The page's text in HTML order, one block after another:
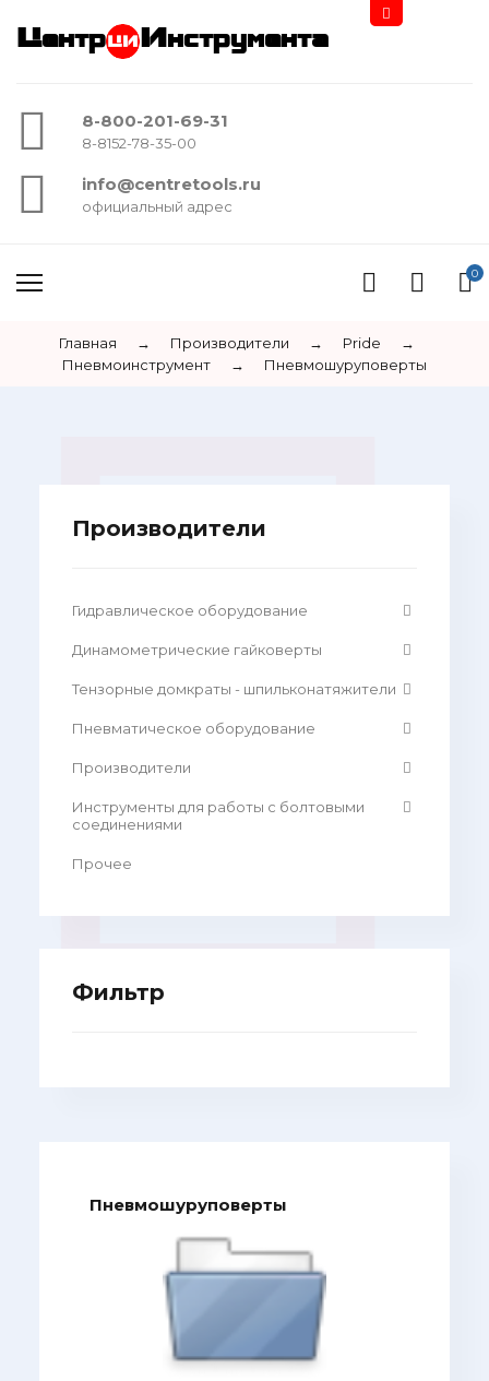
Центр Инструмента
8-800-201-69-31
8-8152-78-35-00
info@centretools.ru
официальный адрес
0
Главная → Производители → Pride
→
Пневмоинструмент
→ Пневмошуруповерты
Производители
Гидравлическое оборудование
Динамометрические гайковерты
Тензорные домкраты - шпильконатяжители
Пневматическое оборудование
Производители
Инструменты для работы с болтовыми
соединениями
Прочее
Фильтр
Пневмошуруповерты